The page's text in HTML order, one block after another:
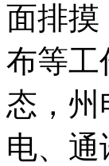
面排摸
布等工
态，州
电、通